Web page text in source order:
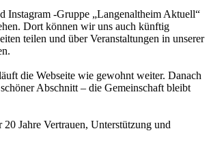
Instagram -Gruppe „Langenaltheim Aktuell“
Dort können wir uns auch künftig
teilen und über Veranstaltungen in unserer
die Webseite wie gewohnt weiter. Danach
Abschnitt – die Gemeinschaft bleibt
Jahre Vertrauen, Unterstützung und